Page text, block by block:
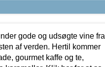
gode og udsøgte vine fra
af verden. Hertil kommer
gourmet kaffe og te,